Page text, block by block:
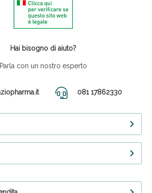
Hai bisogno di aiuto?
Parla con un nostro esperto
081 17862330